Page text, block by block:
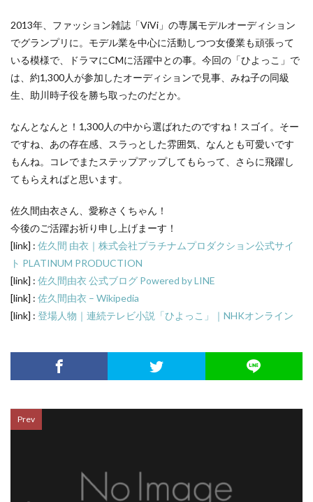
2013年、ファッション雑誌「ViVi」の専属モデルオーディション
でグランプリに。モデル業を中心に活動しつつ女優業も頑張って
いる模様で、ドラマにCMに活躍中との事。今回の「ひよっこ」で
は、約1,300人が参加したオーディションで見事、みね子の同級
生、助川時子役を勝ち取ったのだとか。
なんとなんと！1,300人の中から選ばれたのですね！スゴイ。そー
ですね、あの存在感、スラっとした雰囲気、なんとも可愛いです
もんね。コレでまたステップアップしてもらって、さらに飛躍し
てもらえればと思います。
佐久間由衣さん、愛称さくちゃん！
今後のご活躍お祈り申し上げまーす！
[link] : 佐久間 由衣｜株式会社プラチナムプロダクション公式サイ
ト PLATINUM PRODUCTION
[link] : 佐久間由衣 公式ブログ Powered by LINE
[link] : 佐久間由衣 – Wikipedia
[link] : 登場人物｜連続テレビ小説「ひよっこ」｜NHKオンライン
Prev